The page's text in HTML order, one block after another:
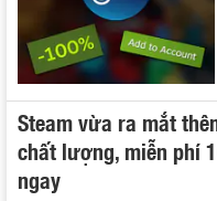
Steam vừa ra mắt
chất lượng, miễn phí
ngay